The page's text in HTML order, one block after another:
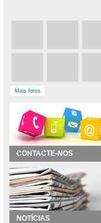
Mais fotos
CONTACTE-NOS
NOTÍCIAS